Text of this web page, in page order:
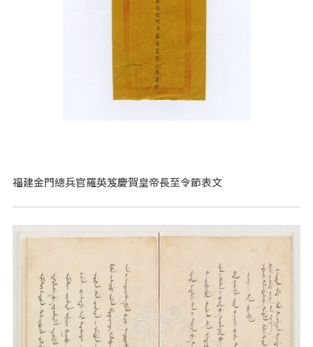
福建金門總兵官羅英笈慶賀皇帝長至令節表文